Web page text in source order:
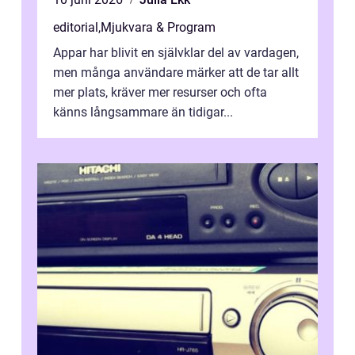
editorial ,Mjukvara & Program
Appar har blivit en självklar del av vardagen,
men många användare märker att de tar allt
mer plats, kräver mer resurser och ofta
känns långsammare än tidigar...